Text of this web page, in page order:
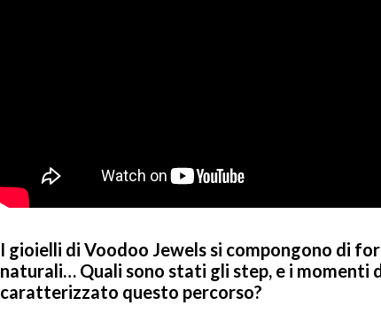
I gioielli di Voodoo Jewels si compongono di
naturali… Quali sono stati gli step, e i momenti
caratterizzato questo percorso?